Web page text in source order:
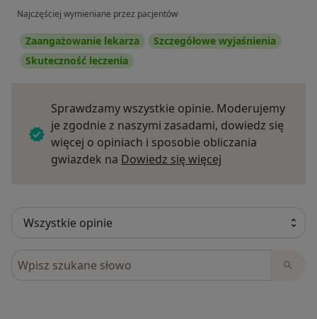
Najczęściej wymieniane przez pacjentów
Zaangażowanie lekarza
Szczegółowe wyjaśnienia
Skuteczność leczenia
Sprawdzamy wszystkie opinie. Moderujemy
je zgodnie z naszymi zasadami, dowiedz się
więcej o opiniach i sposobie obliczania
gwiazdek na Dowiedz się więcej
Szukaj w opiniach